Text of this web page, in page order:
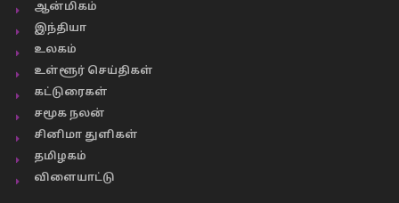
ஆன்மிகம்
இந்தியா
உலகம்
உள்ளூர் செய்திகள்
கட்டுரைகள்
சமூக நலன்
சினிமா துளிகள்
தமிழகம்
விளையாட்டு